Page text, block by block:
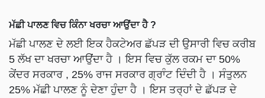
ਮੱਛੀ ਪਾਲਣ ਵਿਚ ਕਿੰਨਾ ਖਰਚਾ ਆਉਂਦਾ ਹੈ ?
ਮੱਛੀ ਪਾਲਣ ਦੇ ਲਈ ਇਕ ਹੈਕਟੇਅਰ ਛੱਪੜ ਦੀ ਉਸਾਰੀ ਵਿਚ ਕਰੀਬ
5 ਲੱਖ ਦਾ ਖਰਚਾ ਆਉਂਦਾ ਹੈ । ਇਸ ਵਿਚ ਕੁੱਲ ਰਕਮ ਦਾ 50%
ਕੇਂਦਰ ਸਰਕਾਰ , 25% ਰਾਜ ਸਰਕਾਰ ਗ੍ਰਾੰਟ ਦਿੰਦੀ ਹੈ । ਸੰਤੁਲਨ
25% ਮੱਛੀ ਪਾਲਣ ਨੂੰ ਦੇਣਾ ਹੁੰਦਾ ਹੈ । ਇਸ ਤਰ੍ਹਾਂ ਦੇ ਛੱਪੜ ਦੇ